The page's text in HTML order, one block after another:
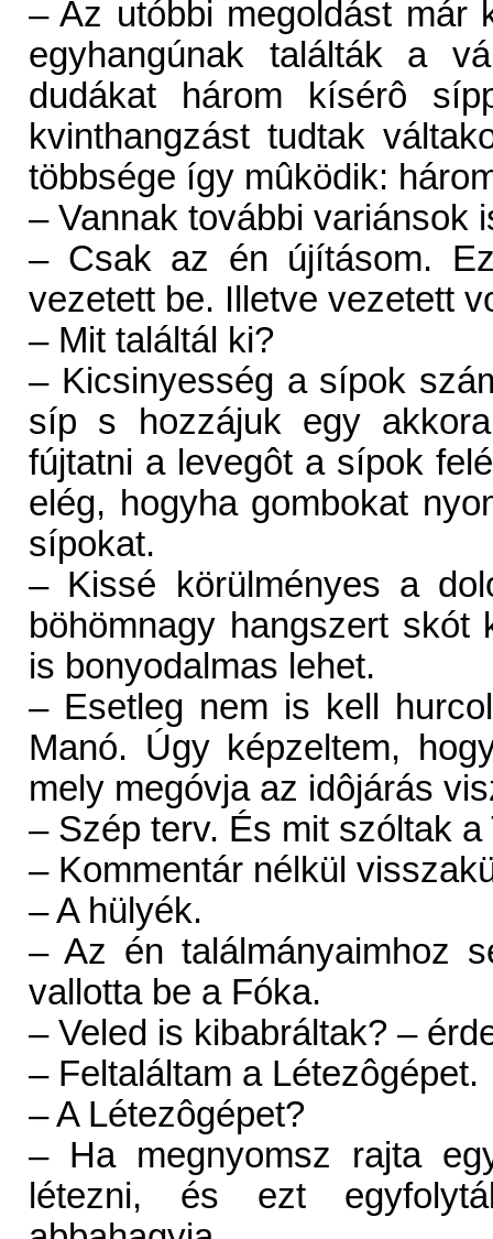
– Az utóbbi megoldást már
egyhangúnak találták a
dudákat három kísérô
kvinthangzást tudtak
többsége így mûködik:
– Vannak további variánsok
– Csak az én újításom.
vezetett be. Illetve vezetett
– Mit találtál ki?
– Kicsinyesség a sípok
síp s hozzájuk egy
fújtatni a levegôt a sípok
elég, hogyha gombokat
sípokat.
– Kissé körülményes a
böhömnagy hangszert skót
is bonyodalmas lehet.
– Esetleg nem is kell
Manó. Úgy képzeltem,
mely megóvja az idôjárás
– Szép terv. És mit szóltak
– Kommentár nélkül
– A hülyék.
– Az én találmányaimhoz
vallotta be a Fóka.
– Veled is kibabráltak? –
– Feltaláltam a Létezôgépet.
– A Létezôgépet?
– Ha megnyomsz rajta
létezni, és ezt